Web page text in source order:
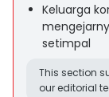
Keluarga
setimpal
This section
our editorial